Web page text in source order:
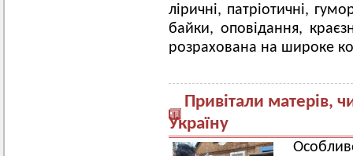
ліричні, патріотичні,
байки, оповідання,
розрахована на широке
Привітали матерів,
Україну